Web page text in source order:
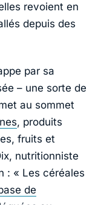
revoient en
depuis des
par sa
– une sorte de
au sommet
, produits
fruits et
, nutritionniste
: « Les céréales
de